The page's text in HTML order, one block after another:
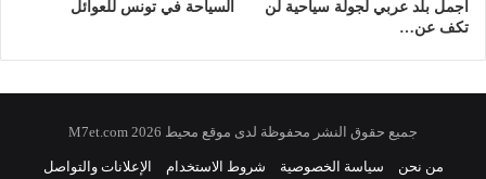
أجمل بلد عربي لجولة سياحية لن
تكف عن…
السياحة في تونس للعوائل
جميع حقوق النشر محفوظة لدى موقع محيط 2026 M7et.com
من نحن سياسة الخصوصية شروط الاستخدام الإعلانات والتواصل